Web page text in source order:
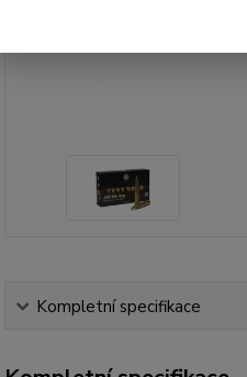
Kompletní specifikace